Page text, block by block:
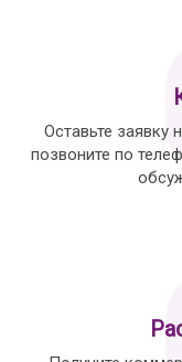
Оставьте заявку
позвоните по